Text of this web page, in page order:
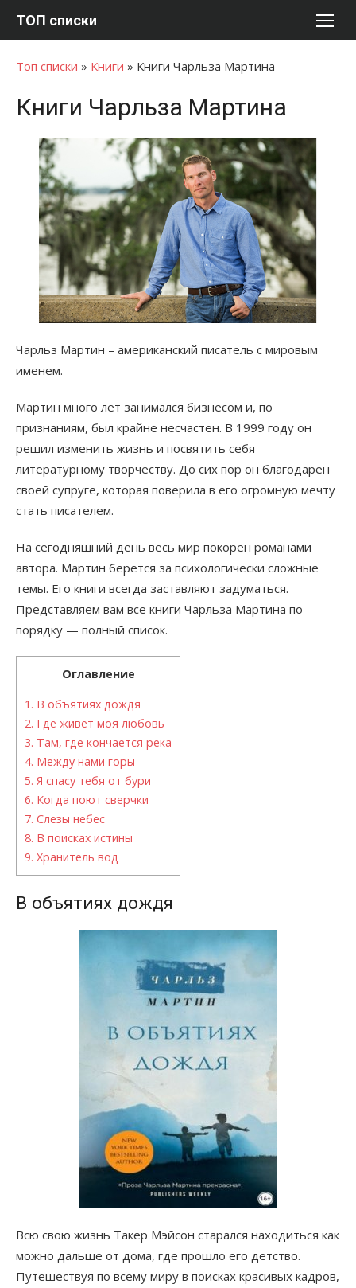
ТОП списки
Топ списки » Книги » Книги Чарльза Мартина
Книги Чарльза Мартина
Чарльз Мартин – американский писатель с мировым
именем.
Мартин много лет занимался бизнесом и, по
признаниям, был крайне несчастен. В 1999 году он
решил изменить жизнь и посвятить себя
литературному творчеству. До сих пор он благодарен
своей супруге, которая поверила в его огромную мечту
стать писателем.
На сегодняшний день весь мир покорен романами
автора. Мартин берется за психологически сложные
темы. Его книги всегда заставляют задуматься.
Представляем вам все книги Чарльза Мартина по
порядку — полный список.
Оглавление
1. В объятиях дождя
2. Где живет моя любовь
3. Там, где кончается река
4. Между нами горы
5. Я спасу тебя от бури
6. Когда поют сверчки
7. Слезы небес
8. В поисках истины
9. Хранитель вод
В объятиях дождя
Всю свою жизнь Такер Мэйсон старался находиться как
можно дальше от дома, где прошло его детство.
Путешествуя по всему миру в поисках красивых кадров,